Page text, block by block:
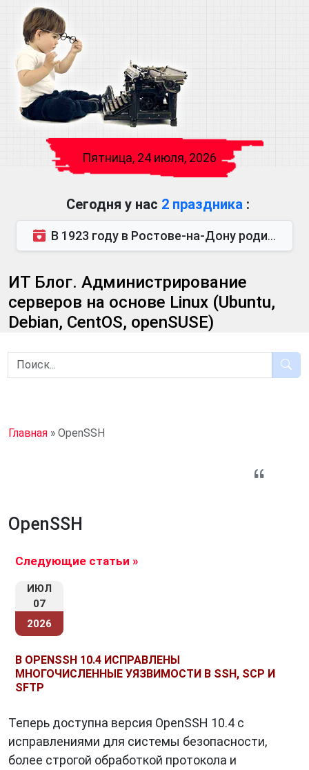
Пятница, 24 июля, 2026
Сегодня у нас 2 праздника :
В 1923 году в Ростове-на-Дону родился Виктор Михайлович Глушков. Под руководством Виктора Михайло...
ИТ Блог. Администрирование
серверов на основе Linux (Ubuntu,
Debian, CentOS, openSUSE)
Главная » OpenSSH
OpenSSH
Следующие статьи »
ИЮЛ
07
2026
В OPENSSH 10.4 ИСПРАВЛЕНЫ
МНОГОЧИСЛЕННЫЕ УЯЗВИМОСТИ В SSH, SCP И
SFTP
Теперь доступна версия OpenSSH 10.4 с
исправлениями для системы безопасности,
более строгой обработкой протокола и